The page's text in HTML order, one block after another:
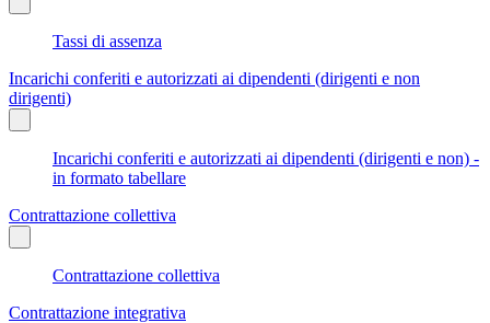
Tassi di assenza
Incarichi conferiti e autorizzati ai dipendenti (dirigenti e non
dirigenti)
Incarichi conferiti e autorizzati ai dipendenti (dirigenti e non) -
in formato tabellare
Contrattazione collettiva
Contrattazione collettiva
Contrattazione integrativa